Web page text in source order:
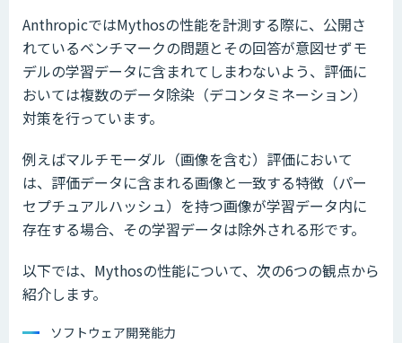
AnthropicではMythosの性能を計測する際に、公開さ
れているベンチマークの問題とその回答が意図せずモ
デルの学習データに含まれてしまわないよう、評価に
おいては複数のデータ除染（デコンタミネーション）
対策を行っています。
例えばマルチモーダル（画像を含む）評価において
は、評価データに含まれる画像と一致する特徴（パー
セプチュアルハッシュ）を持つ画像が学習データ内に
存在する場合、その学習データは除外される形です。
以下では、Mythosの性能について、次の6つの観点から
紹介します。
ソフトウェア開発能力